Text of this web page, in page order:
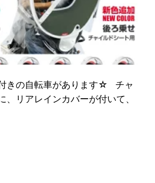
きの自転車があります☆ チャ
、リアレインカバーが付いて、